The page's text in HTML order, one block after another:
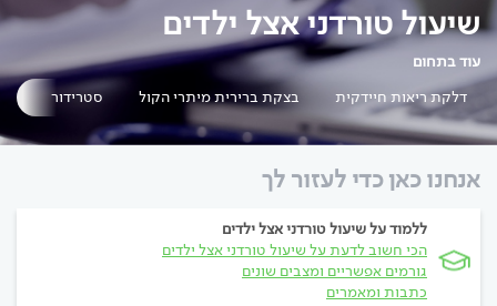
שיעול טורדני אצל ילדים
עוד בתחום
דלקת ריאות חיידקית
בצקת ברירית מיתרי הקול סטרידור
אנחנו כאן כדי לעזור לך
ללמוד על שיעול טורדני אצל ילדים
הכי חשוב לדעת על שיעול טורדני אצל ילדים
גורמים אפשריים ומצבים שונים
כתבות ומאמרים